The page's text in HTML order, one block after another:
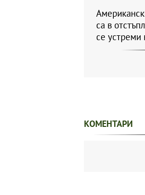
са в
се устреми
КОМЕНТАРИ